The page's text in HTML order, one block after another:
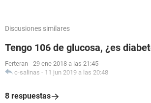
Discusiones similares
Tengo 106 de glucosa, ¿es
Ferteran - 29 ene 2018 a las 21:45
c-salinas - 11 jun 2019 a las 20:48
8 respuestas